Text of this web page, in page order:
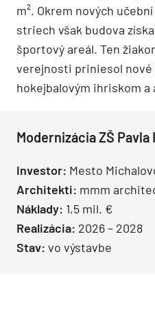
m². Okrem nových
striech však budova
športový areál. Ten
verejnosti priniesol
hokejbalovým ihriskom
Modernizácia ZŠ
Investor: Mesto
Architekti: mmm
Náklady: 1,5 mil. €
Realizácia: 2026 – 2028
Stav: vo výstavbe